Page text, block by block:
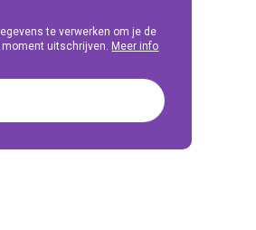
te verwerken om je de
uitschrijven. Meer info